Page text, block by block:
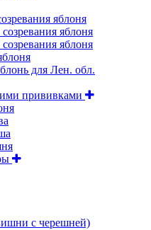
яблоня
яблоня
яблоня
для Лен. обл.
прививками
с черешней)